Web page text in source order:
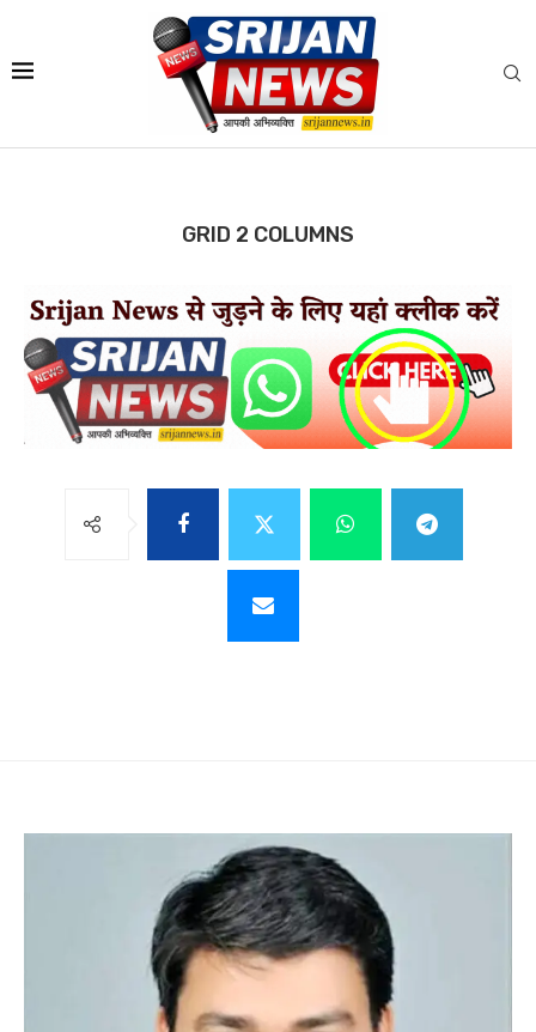
GRID 2 COLUMNS